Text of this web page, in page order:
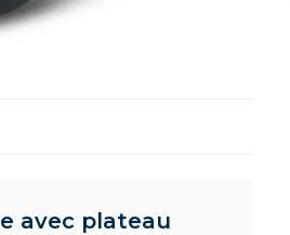
avec plateau